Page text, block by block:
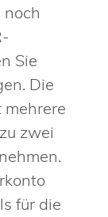
noch
Sie
Die
zwei
für die